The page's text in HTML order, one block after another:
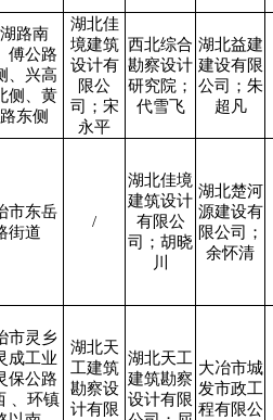
路南
傅公路
、兴高
侧、黄
东侧
湖北佳
境建筑
设计有
限公
司；宋
永平
西北综合
勘察设计
研究院；
代雪飞
湖北益建
建设有限
公司；朱
超凡
市东岳
街道
/
湖北佳境
建筑设计
有限公
司；胡晓
川
湖北楚河
源建设有
限公司；
余怀清
市灵乡
成工业
保公路
、环镇
湖北天
工建筑
勘察设
计有限
湖北天工
建筑勘察
设计有限
大冶市城
发市政工
程有限公